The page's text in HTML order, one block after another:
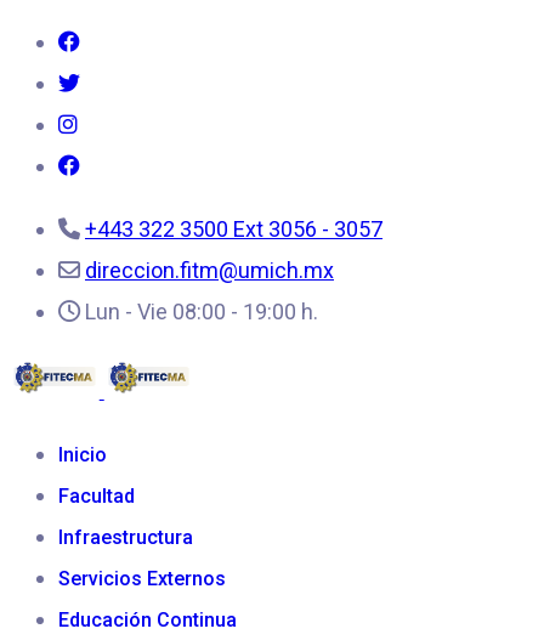
+443 322 3500 Ext 3056 - 3057
direccion.fitm@umich.mx
Lun - Vie 08:00 - 19:00 h.
Inicio
Facultad
Infraestructura
Servicios Externos
Educación Continua